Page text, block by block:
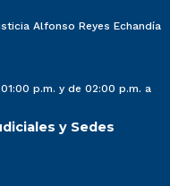
Alfonso Reyes Echandía
p.m. y de 02:00 p.m. a
y Sedes